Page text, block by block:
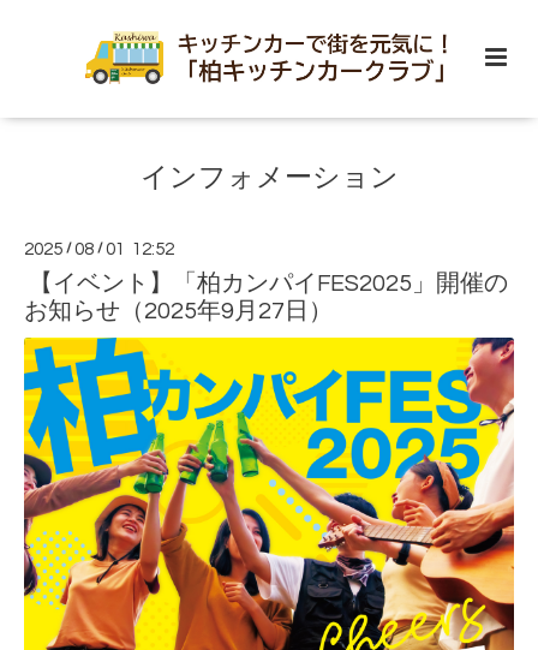
インフォメーション
2025 /08 /01 12:52
【イベント】「柏カンパイFES2025」開催の
お知らせ（2025年9月27日）